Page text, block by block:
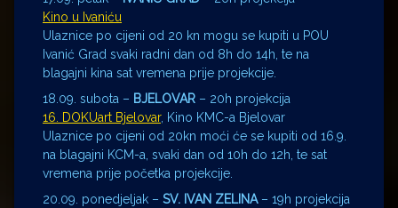
Kino u Ivaniću
Ulaznice po cijeni od 20 kn mogu se kupiti u POU
Ivanić Grad svaki radni dan od 8h do 14h, te na
blagajni kina sat vremena prije projekcije.
18.09. subota – BJELOVAR – 20h projekcija
16. DOKUart Bjelovar, Kino KMC-a Bjelovar
Ulaznice po cijeni od 20kn moći će se kupiti od 16.9.
na blagajni KCM-a, svaki dan od 10h do 12h, te sat
vremena prije početka projekcije.
20.09. ponedjeljak – SV. IVAN ZELINA– 19h projekcija